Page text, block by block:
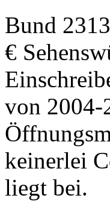
Bund
€
von
keinerlei
liegt bei.